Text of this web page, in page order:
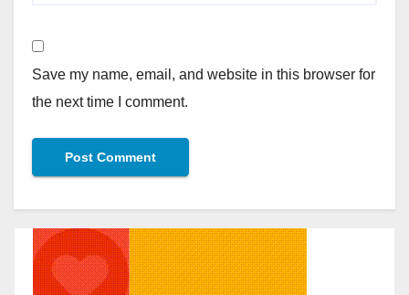
Save my name, email, and website in this browser for
the next time I comment.